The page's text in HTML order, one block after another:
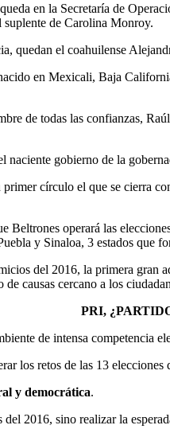
en la Secretaría de
suplente de Carolina Monroy.
quedan el coahuilense
en Mexicali, Baja
de todas las confianzas,
naciente gobierno de la
círculo el que se cierra
operará las
y Sinaloa, 3 estados que
del 2016, la primera
causas cercano a los
PRI,
de intensa competencia
los retos de las 13
y democrática.
2016, sino realizar la